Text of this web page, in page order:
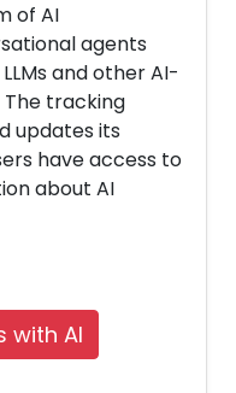
of AI
agents
and other AI-
tracking
updates its
have access to
about AI
with AI